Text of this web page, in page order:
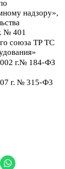
надзору»,
№ 401
союза ТР ТС
г.№ 184-ФЗ
г. № 315-Ф3